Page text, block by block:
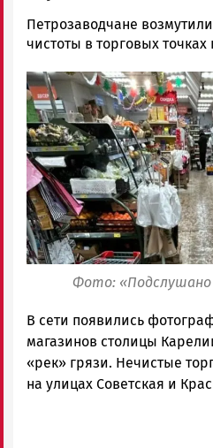
Арина
Смирнова
Петрозаводска
и
Карелии
|
Петрозаводск
ГОВОРИТ
Петрозаводчане
чистоты в торговых точках
Image
Фото: «Подслушано
В сети появились
магазинов столицы
«рек» грязи. Нечистые
на улицах Советская и